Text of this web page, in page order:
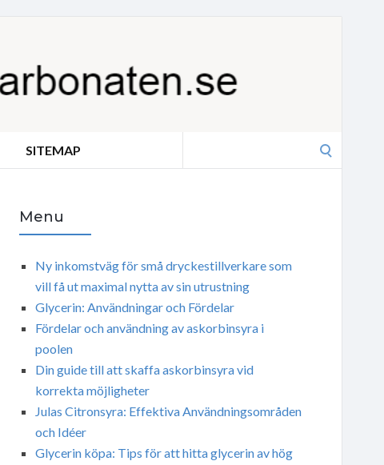
SITEMAP
Menu
Ny inkomstväg för små dryckestillverkare som
vill få ut maximal nytta av sin utrustning
Glycerin: Användningar och Fördelar
Fördelar och användning av askorbinsyra i
poolen
Din guide till att skaffa askorbinsyra vid
korrekta möjligheter
Julas Citronsyra: Effektiva Användningsområden
och Idéer
Glycerin köpa: Tips för att hitta glycerin av hög